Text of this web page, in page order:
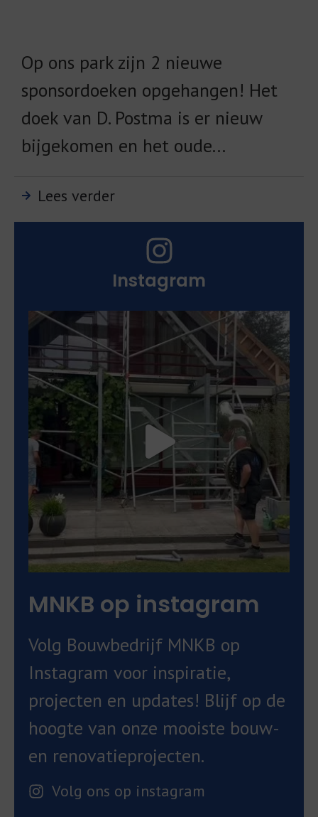
Op ons park zijn 2 nieuwe
sponsordoeken opgehangen! Het
doek van D. Postma is er nieuw
bijgekomen en het oude...
Lees verder
Instagram
MNKB op instagram
Volg Bouwbedrijf MNKB op
Instagram voor inspiratie,
projecten en updates! Blijf op de
hoogte van onze mooiste bouw-
en renovatieprojecten.
Volg ons op instagram